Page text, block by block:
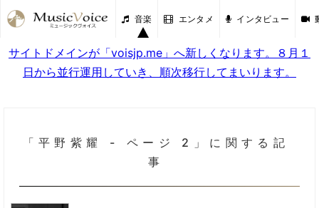
音楽 エンタメ インタビュー
サイトドメインが「voisjp.me」へ新しくなります。８月１
日から並行運用していき、順次移行してまいります。
「平野紫耀 - ページ 2」に関する記
事